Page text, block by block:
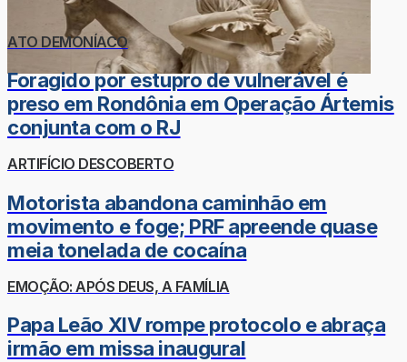
ATO DEMONÍACO
Foragido por estupro de vulnerável é
preso em Rondônia em Operação Ártemis
conjunta com o RJ
ARTIFÍCIO DESCOBERTO
Motorista abandona caminhão em
movimento e foge; PRF apreende quase
meia tonelada de cocaína
EMOÇÃO: APÓS DEUS, A FAMÍLIA
Papa Leão XIV rompe protocolo e abraça
irmão em missa inaugural